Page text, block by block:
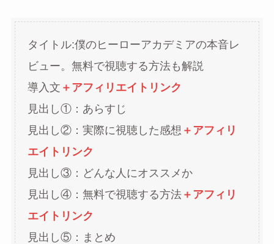
タイトル:僕のヒーローアカデミアの本音レ
ビュー。無料で視聴する方法も解説
導入文 ＋アフィリエイトリンク
見出し①：あらすじ
見出し②：実際に視聴した感想 ＋アフィリ
エイトリンク
見出し③：どんな人にオススメか
見出し④：無料で視聴する方法＋アフィリ
エイトリンク
見出し⑤：まとめ